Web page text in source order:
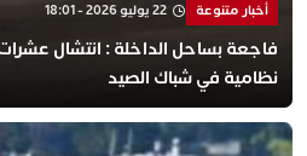
أخبار متنوعة 22 يوليو 2026 - 18:01
​فاجعة بساحل الداخلة : انتشال
نظامية في شباك الصيد